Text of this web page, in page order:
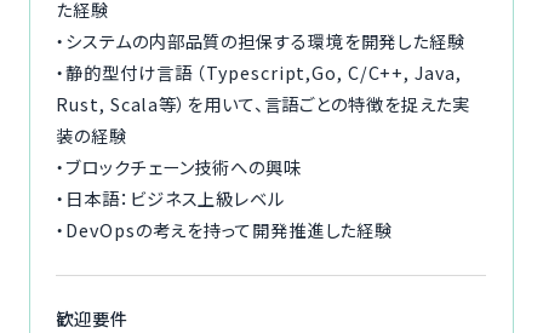
た経験
・システムの内部品質の担保する環境を開発した経験
・静的型付け言語 （Typescript,Go, C/C++, Java,
Rust, Scala等）を用いて、言語ごとの特徴を捉えた実
装の経験
・ブロックチェーン技術への興味
・日本語：ビジネス上級レベル
・DevOpsの考えを持って開発推進した経験
歓迎要件